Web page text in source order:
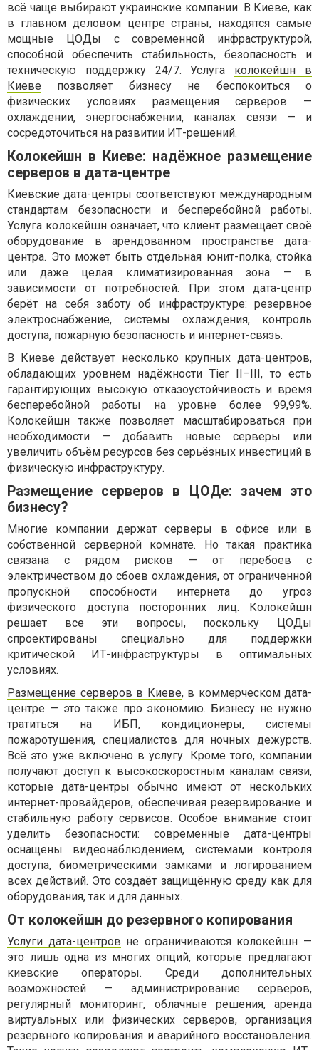
всё чаще выбирают украинские компании. В Киеве, как
в главном деловом центре страны, находятся самые
мощные ЦОДы с современной инфраструктурой,
способной обеспечить стабильность, безопасность и
техническую поддержку 24/7. Услуга колокейшн в
Киеве позволяет бизнесу не беспокоиться о
физических условиях размещения серверов —
охлаждении, энергоснабжении, каналах связи — и
сосредоточиться на развитии ИТ-решений.
Колокейшн в Киеве: надёжное размещение
серверов в дата-центре
Киевские дата-центры соответствуют международным
стандартам безопасности и бесперебойной работы.
Услуга колокейшн означает, что клиент размещает своё
оборудование в арендованном пространстве дата-
центра. Это может быть отдельная юнит-полка, стойка
или даже целая климатизированная зона — в
зависимости от потребностей. При этом дата-центр
берёт на себя заботу об инфраструктуре: резервное
электроснабжение, системы охлаждения, контроль
доступа, пожарную безопасность и интернет-связь.
В Киеве действует несколько крупных дата-центров,
обладающих уровнем надёжности Tier II–III, то есть
гарантирующих высокую отказоустойчивость и время
бесперебойной работы на уровне более 99,99%.
Колокейшн также позволяет масштабироваться при
необходимости — добавить новые серверы или
увеличить объём ресурсов без серьёзных инвестиций в
физическую инфраструктуру.
Размещение серверов в ЦОДе: зачем это
бизнесу?
Многие компании держат серверы в офисе или в
собственной серверной комнате. Но такая практика
связана с рядом рисков — от перебоев с
электричеством до сбоев охлаждения, от ограниченной
пропускной способности интернета до угроз
физического доступа посторонних лиц. Колокейшн
решает все эти вопросы, поскольку ЦОДы
спроектированы специально для поддержки
критической ИТ-инфраструктуры в оптимальных
условиях.
Размещение серверов в Киеве, в коммерческом дата-
центре — это также про экономию. Бизнесу не нужно
тратиться на ИБП, кондиционеры, системы
пожаротушения, специалистов для ночных дежурств.
Всё это уже включено в услугу. Кроме того, компании
получают доступ к высокоскоростным каналам связи,
которые дата-центры обычно имеют от нескольких
интернет-провайдеров, обеспечивая резервирование и
стабильную работу сервисов. Особое внимание стоит
уделить безопасности: современные дата-центры
оснащены видеонаблюдением, системами контроля
доступа, биометрическими замками и логированием
всех действий. Это создаёт защищённую среду как для
оборудования, так и для данных.
От колокейшн до резервного копирования
Услуги дата-центров не ограничиваются колокейшн —
это лишь одна из многих опций, которые предлагают
киевские операторы. Среди дополнительных
возможностей — администрирование серверов,
регулярный мониторинг, облачные решения, аренда
виртуальных или физических серверов, организация
резервного копирования и аварийного восстановления.